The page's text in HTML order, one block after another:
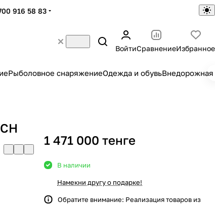
916 58 83
ВойтиСравнениеИзбранное
Рыболовное снаряжениеОдежда и обувьВнедорожная
1 471 000 тенге
В наличии
Намекни другу о подарке!
Обратите внимание: Реализация товаров из